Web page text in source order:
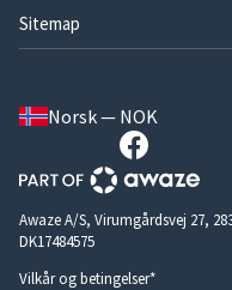
Sitemap
Norsk — NOK
Awaze A/S, Virumgårdsvej 27,
DK17484575
Vilkår og betingelser*